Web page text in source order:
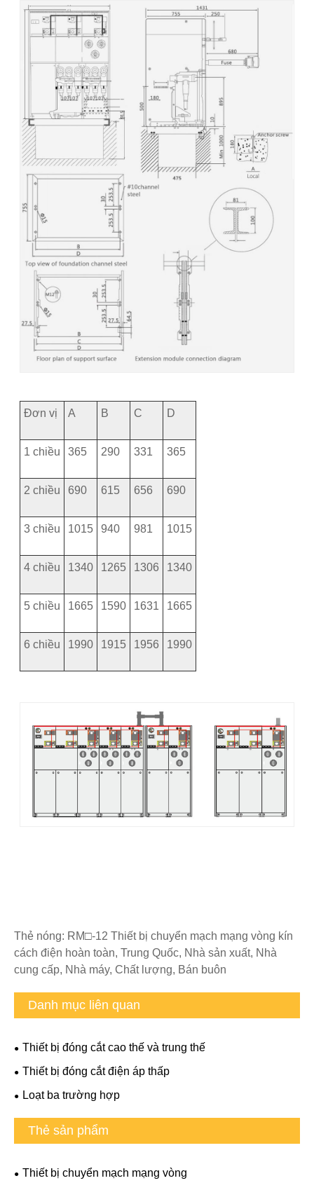
Đơn vị A B C D
1 chiều 365 290 331 365
2 chiều 690 615 656 690
3 chiều 1015 940 981 1015
4 chiều 1340 1265 1306 1340
5 chiều 1665 1590 1631 1665
6 chiều 1990 1915 1956 1990
Thẻ nóng: RM□-12 Thiết bị chuyển mạch mạng vòng kín
cách điện hoàn toàn, Trung Quốc, Nhà sản xuất, Nhà
cung cấp, Nhà máy, Chất lượng, Bán buôn
Danh mục liên quan
Thiết bị đóng cắt cao thế và trung thế
Thiết bị đóng cắt điện áp thấp
Loạt ba trường hợp
Thẻ sản phẩm
Thiết bị chuyển mạch mạng vòng